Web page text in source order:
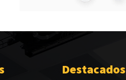
Destacados